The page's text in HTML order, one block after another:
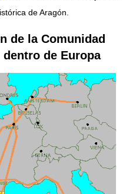
de Aragón.
de la Comunidad
dentro de Europa